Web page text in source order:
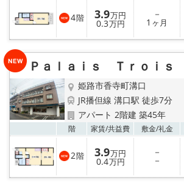
4階 3.9万円
0.3万円
－
1 ヶ月
Ｐａｌａｉｓ Ｔｒｏｉｓ
姫路市香寺町溝口
JR播但線 溝口駅 徒歩7分
アパート 2階建 築45年
階 家賃/共益費 敷金/礼金
2階 3.9万円
0.4万円
－
－